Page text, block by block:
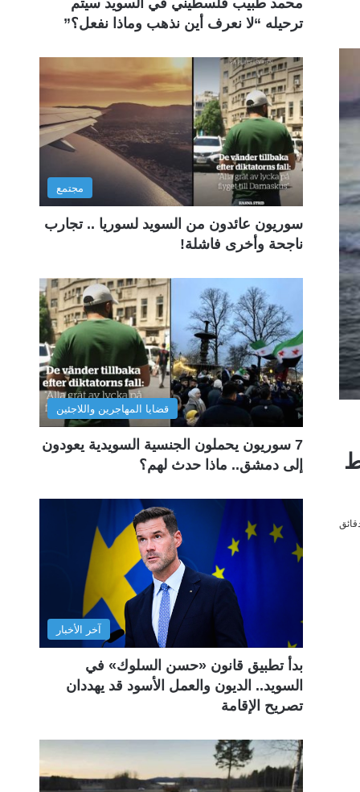
وسط
محمد طبيب فلسطيني في السويد سيتم
ترحيله “لا نعرف أين نذهب وماذا نفعل؟”
مجتمع
سوريون عائدون من السويد لسوريا .. تجارب
ناجحة وأخرى فاشلة!
قضايا المهاجرين واللاجئين
7 سوريون يحملون الجنسية السويدية يعودون
إلى دمشق.. ماذا حدث لهم؟
آخر الأخبار
بدأ تطبيق قانون «حسن السلوك» في
السويد.. الديون والعمل الأسود قد يهددان
تصريح الإقامة